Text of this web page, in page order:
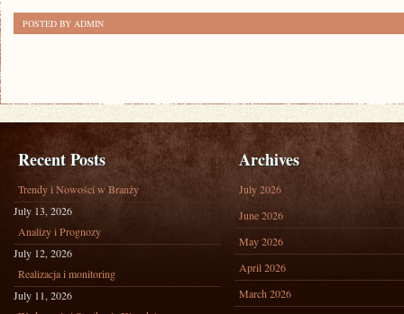
POSTED BY ADMIN
Recent Posts
Trendy i Nowości w Branży
July 13, 2026
Analizy i Prognozy
July 12, 2026
Realizacja i monitoring
July 11, 2026
Archives
July 2026
June 2026
May 2026
April 2026
March 2026